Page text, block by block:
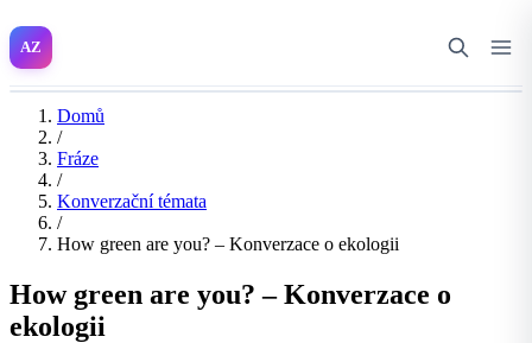
AZ
Domů
/
Fráze
/
Konverzační témata
/
How green are you? – Konverzace o ekologii
How green are you? – Konverzace o
ekologii